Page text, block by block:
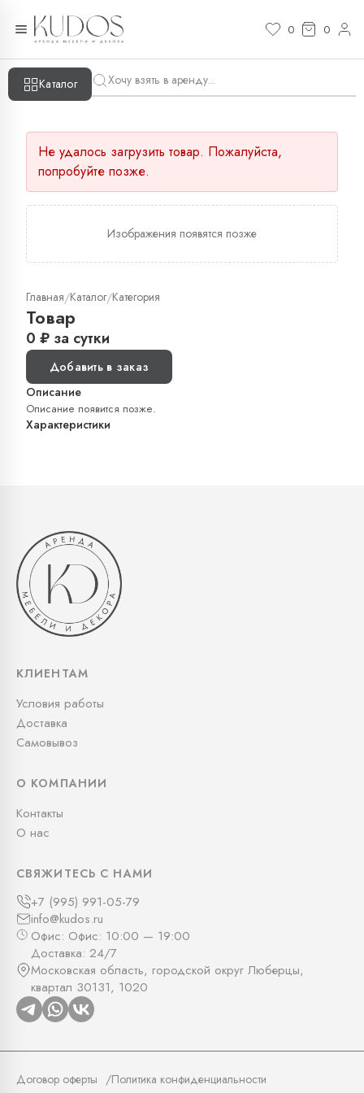
0 0
Каталог
Не удалось загрузить товар. Пожалуйста,
попробуйте позже.
Изображения появятся позже
Главная/Каталог/Категория
Товар
0 ₽ за сутки
Добавить в заказ
Описание
Описание появится позже.
Характеристики
КЛИЕНТАМ
Условия работы
Доставка
Самовывоз
О КОМПАНИИ
Контакты
О нас
СВЯЖИТЕСЬ С НАМИ
+7 (995) 991-05-79
info@kudos.ru
Офис: Офис: 10:00 — 19:00
Доставка: 24/7
Московская область, городской округ Люберцы,
квартал 30131, 1020
Договор оферты Политика конфиденциальности